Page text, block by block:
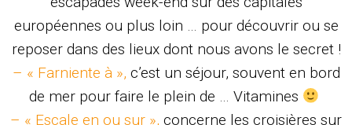
européennes ou plus loin … pour découvrir ou se
reposer dans des lieux dont nous avons le secret !
– « Farniente à », c’est un séjour, souvent en bord
de mer pour faire le plein de … Vitamines
– « Escale en ou sur », concerne les croisières sur